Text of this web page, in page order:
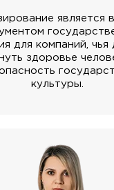
является
для компаний, чья
здоровье
культуры.